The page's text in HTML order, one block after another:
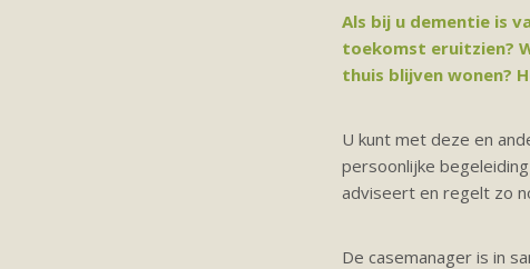
Als bij u dementie is
toekomst eruitzien?
thuis blijven wonen?
U kunt met deze en
persoonlijke
adviseert en regelt zo
De casemanager is in